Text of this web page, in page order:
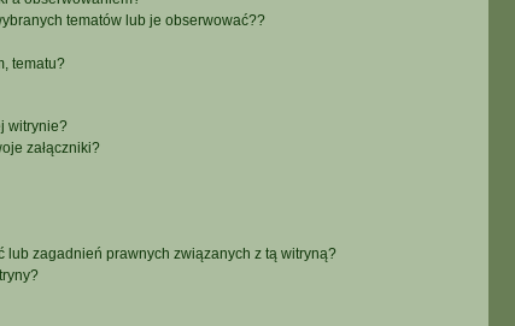
tematów lub je obserwować??
tematu?
witrynie?
załączniki?
lub zagadnień prawnych związanych z tą witryną?